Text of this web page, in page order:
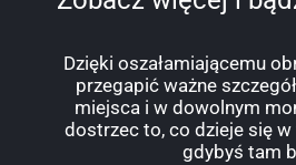
Dzięki oszałamiającemu
przegapić ważne
miejsca i w dowolnym
dostrzec to, co dzieje się
gdybyś tam